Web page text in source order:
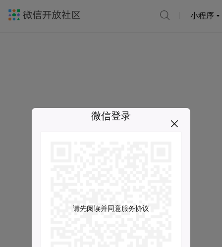
小程序
微信登录
请先阅读并同意服务协议